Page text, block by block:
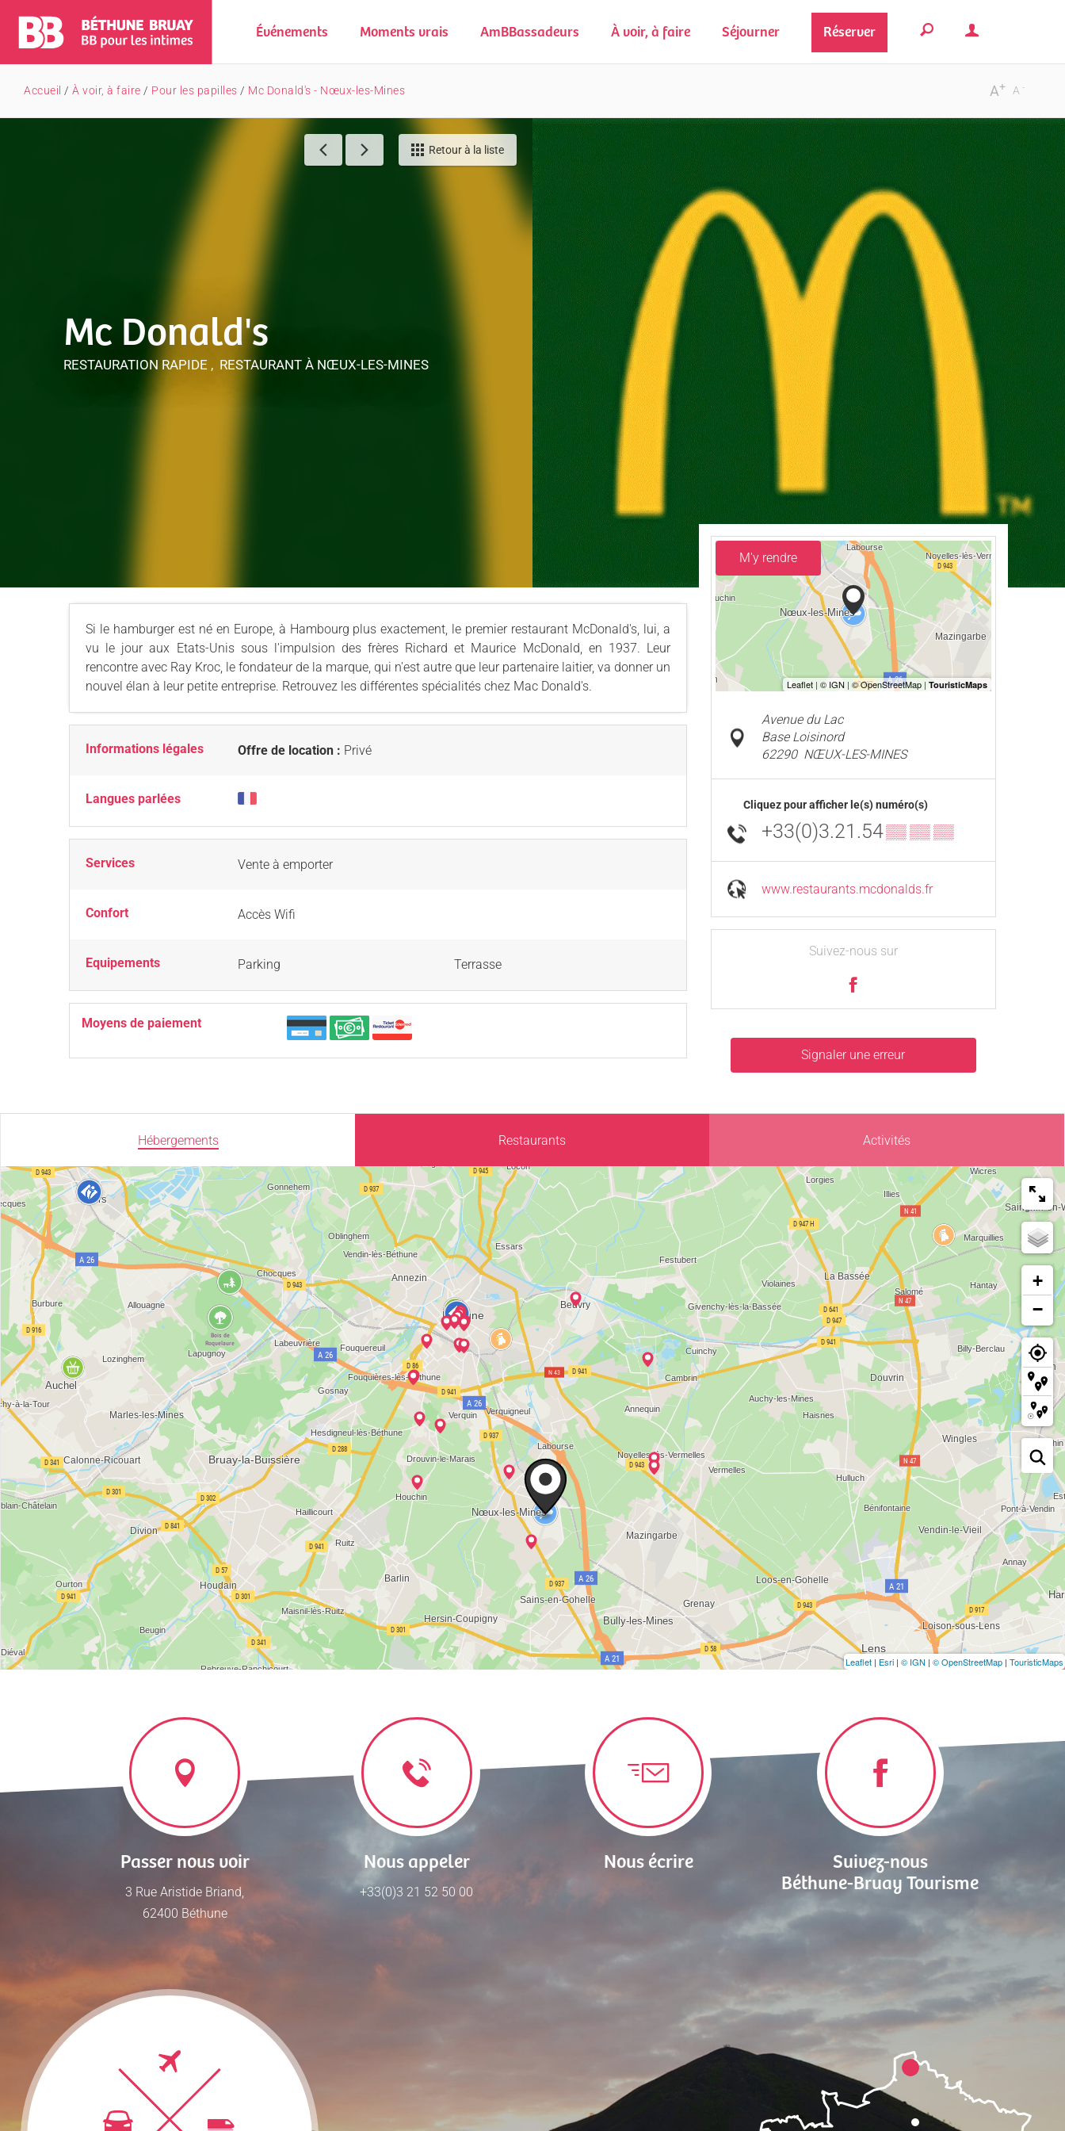
Événements Moments vrais AmBBassadeurs À voir, à faire Séjourner Réserver
-
A
+
A
Accueil / À voir, à faire / Pour les papilles / Mc Donald's - Nœux-les-Mines
Retour à la liste
Mc Donald's
RESTAURATION RAPIDE , RESTAURANT À NŒUX-LES-MINES
Si le hamburger est né en Europe, à Hambourg plus exactement, le premier restaurant McDonald's, lui, a
vu le jour aux Etats-Unis sous l'impulsion des frères Richard et Maurice McDonald, en 1937. Leur
rencontre avec Ray Kroc, le fondateur de la marque, qui n'est autre que leur partenaire laitier, va donner un
nouvel élan à leur petite entreprise. Retrouvez les différentes spécialités chez Mac Donald's.
Informations légales Offre de location : Privé
Langues parlées
Services Vente à emporter
Confort Accès Wifi
Equipements Parking Terrasse
Moyens de paiement
M'y rendre
Avenue du Lac
Base Loisinord
62290 NŒUX-LES-MINES
Cliquez pour afficher le(s) numéro(s)
+33(0)3.21.54▒▒ ▒▒ ▒▒
www.restaurants.mcdonalds.fr
Suivez-nous sur
Signaler une erreur
Hébergements Restaurants Activités
+
−
Leaflet | Esri | © IGN | © OpenStreetMap | TouristicMaps
Passer nous voir
3 Rue Aristide Briand,
62400 Béthune
Nous appeler
+33(0)3 21 52 50 00
Nous écrire
Suivez-nous
Béthune-Bruay Tourisme